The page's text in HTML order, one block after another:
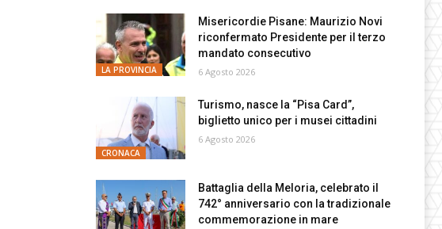
LA PROVINCIA
Misericordie Pisane: Maurizio Novi
riconfermato Presidente per il terzo
mandato consecutivo
6 Agosto 2026
CRONACA
Turismo, nasce la “Pisa Card”,
biglietto unico per i musei cittadini
6 Agosto 2026
Battaglia della Meloria, celebrato il
742° anniversario con la tradizionale
commemorazione in mare